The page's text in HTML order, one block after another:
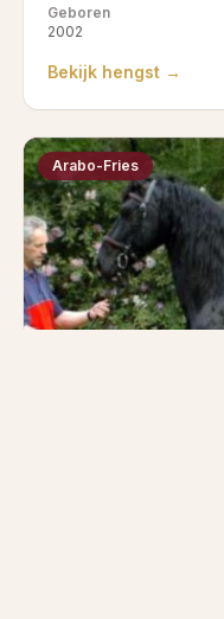
Geboren
2002
Bekijk hengst →
Arabo-Fries